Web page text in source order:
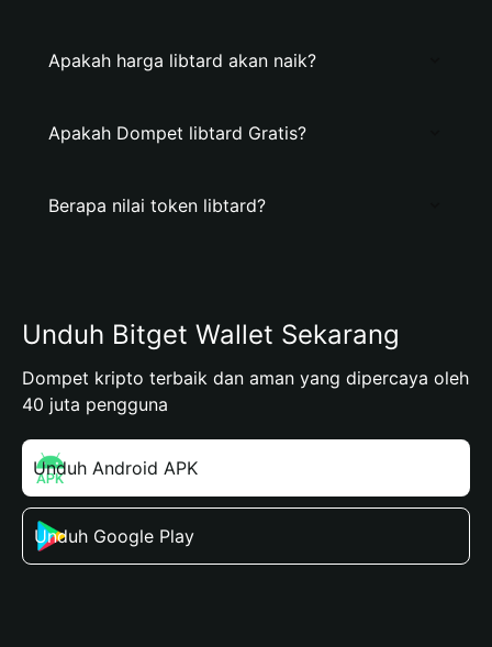
Apakah harga libtard akan naik?
Apakah Dompet libtard Gratis?
Berapa nilai token libtard?
Unduh Bitget Wallet Sekarang
Dompet kripto terbaik dan aman yang dipercaya oleh
40 juta pengguna
Unduh Android APK
Unduh Google Play